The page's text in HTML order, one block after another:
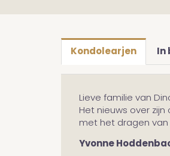
Kondolearjen In
Lieve familie van
Het nieuws over
met het dragen van
Yvonne